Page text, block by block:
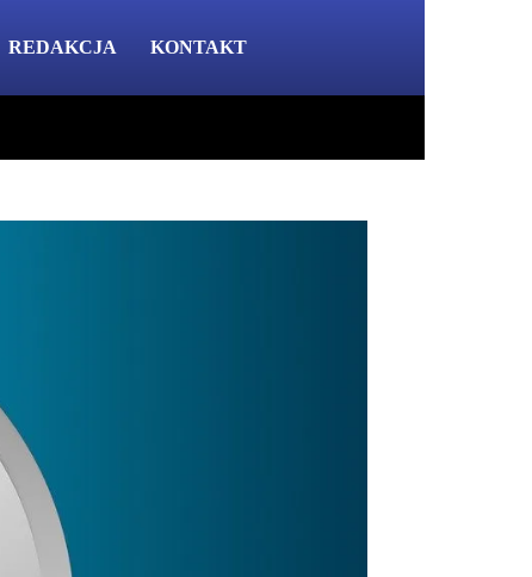
REDAKCJA KONTAKT